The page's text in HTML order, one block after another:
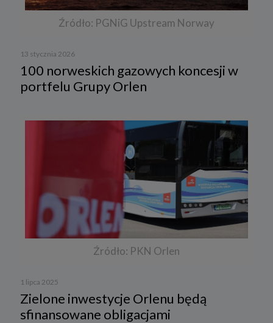
Źródło: PGNiG Upstream Norway
13 stycznia 2026
100 norweskich gazowych koncesji w
portfelu Grupy Orlen
Źródło: PKN Orlen
1 lipca 2025
Zielone inwestycje Orlenu będą
sfinansowane obligacjami